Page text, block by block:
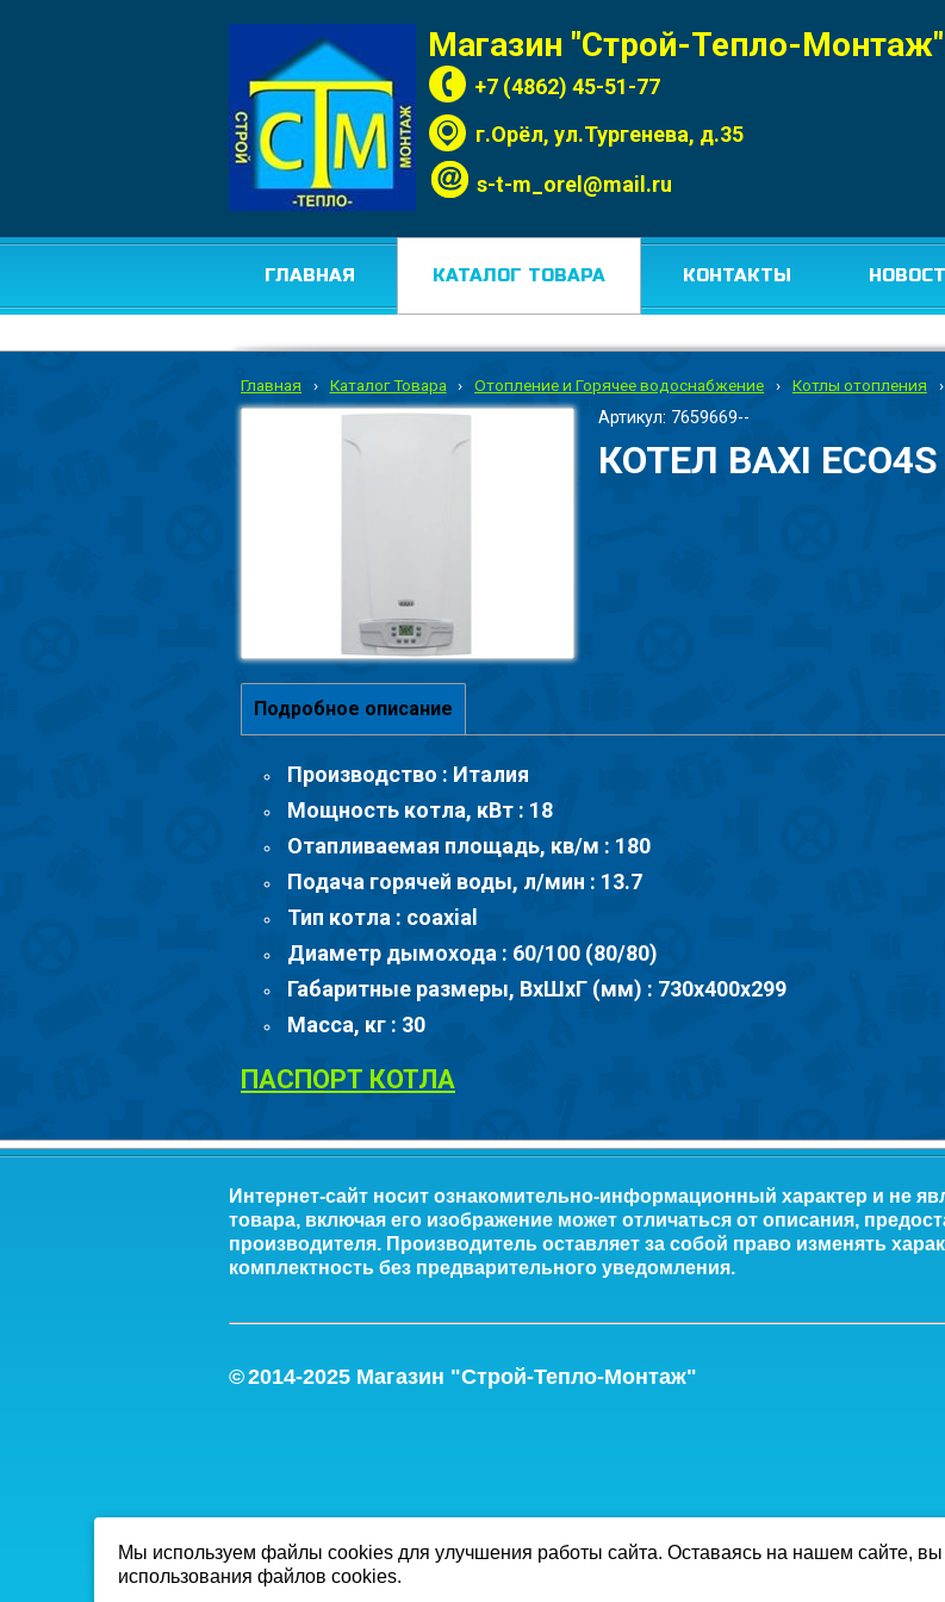
Магазин "Строй-Тепло-Монтаж"
+7 (4862) 45-51-77
г.Орёл, ул.Тургенева, д.35
s-t-m_orel@mail.ru
ГЛАВНАЯ КАТАЛОГ ТОВАРА КОНТАКТЫ
Главная › Каталог Товара › Отопление и Горячее водоснабжение › Котлы отопления ›
Артикул: 7659669--
КОТЕЛ BAXI
Подробное описание
Производство : Италия
Мощность котла, кВт : 18
Отапливаемая площадь, кв/м : 180
Подача горячей воды, л/мин : 13.7
Тип котла : coaxial
Диаметр дымохода : 60/100 (80/80)
Габаритные размеры, ВхШхГ (мм) : 730х400х299
Масса, кг : 30
ПАСПОРТ КОТЛА
Интернет-сайт носит ознакомительно-информационный характер и не
товара, включая его изображение может отличаться от описания,
производителя. Производитель оставляет за собой право изменять
комплектность без предварительного уведомления.
©2014-2025 Магазин "Строй-Тепло-Монтаж"
Мы используем файлы cookies для улучшения работы сайта. Оставаясь на нашем сайте, вы
использования файлов cookies.